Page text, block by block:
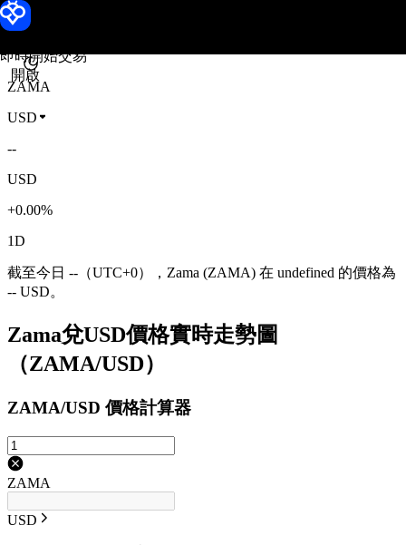
即時開始交易
開啟
Zama 價格
ZAMA
USD
--
USD
+0.00%
1D
截至今日 --（UTC+0），Zama (ZAMA) 在 undefined 的價格為
-- USD。
Zama兌USD價格實時走勢圖
（ZAMA/USD）
ZAMA/USD 價格計算器
ZAMA
USD